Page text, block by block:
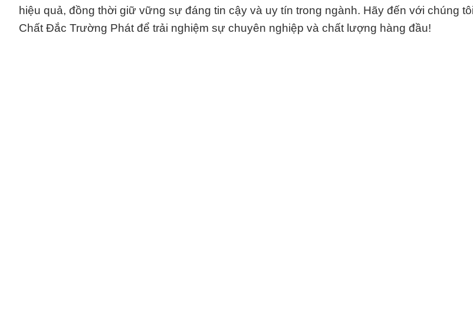
hiệu quả, đồng thời giữ vững sự đáng tin cậy và uy tín trong ngành. Hãy đến với chúng
Chất Đắc Trường Phát để trải nghiệm sự chuyên nghiệp và chất lượng hàng đầu!